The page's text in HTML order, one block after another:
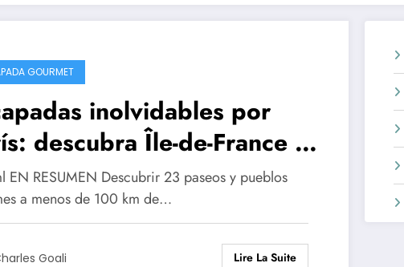
GOURMET
inolvidables por
descubra Île-de-France de
manera
EN RESUMEN Descubrir 23 paseos y pueblos
a menos de 100 km de…
Goali Lire La Suite